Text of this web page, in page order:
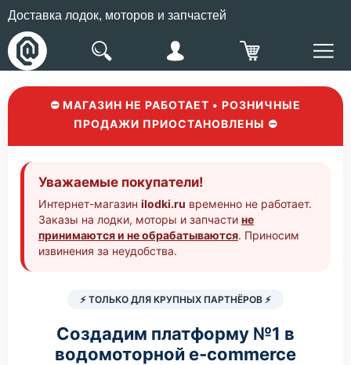
Доставка лодок, моторов и запчастей
⛔ МАГАЗИН НЕ РАБОТАЕТ • РОЗНИЧНЫЕ
ПРОДАЖИ ПРИОСТАНОВЛЕНЫ ⛔
Уважаемые покупатели!
Интернет-магазин ilodki.ru временно не работает.
Заказы на лодки, моторы и запчасти не
принимаются и не обрабатываются. Приносим
извинения за неудобства.
⚡ ТОЛЬКО ДЛЯ КРУПНЫХ ПАРТНЁРОВ ⚡
Создадим платформу №1 в
водомоторной e‑commerce